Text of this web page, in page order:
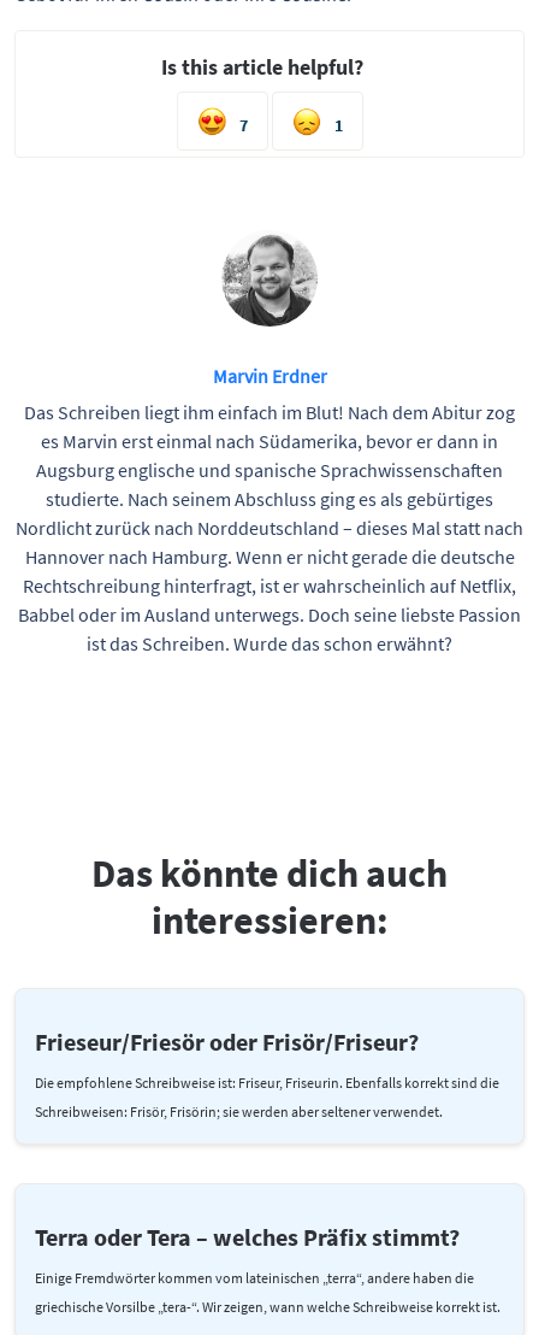
Is this article helpful?
7 1
Marvin Erdner
Das Schreiben liegt ihm einfach im Blut! Nach dem Abitur zog
es Marvin erst einmal nach Südamerika, bevor er dann in
Augsburg englische und spanische Sprachwissenschaften
studierte. Nach seinem Abschluss ging es als gebürtiges
Nordlicht zurück nach Norddeutschland – dieses Mal statt nach
Hannover nach Hamburg. Wenn er nicht gerade die deutsche
Rechtschreibung hinterfragt, ist er wahrscheinlich auf Netflix,
Babbel oder im Ausland unterwegs. Doch seine liebste Passion
ist das Schreiben. Wurde das schon erwähnt?
Das könnte dich auch
interessieren:
Frieseur/Friesör oder Frisör/Friseur?
Die empfohlene Schreibweise ist: Friseur, Friseurin. Ebenfalls korrekt sind die
Schreibweisen: Frisör, Frisörin; sie werden aber seltener verwendet.
Terra oder Tera – welches Präfix stimmt?
Einige Fremdwörter kommen vom lateinischen „terra“, andere haben die
griechische Vorsilbe „tera-“. Wir zeigen, wann welche Schreibweise korrekt ist.